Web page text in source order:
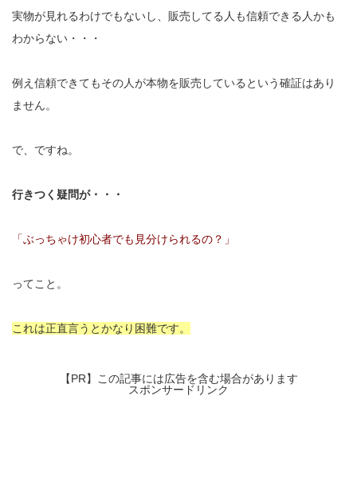
実物が見れるわけでもないし、販売してる人も信頼できる人かも
わからない・・・
例え信頼できてもその人が本物を販売しているという確証はあり
ません。
で、ですね。
行きつく疑問が・・・
「ぶっちゃけ初心者でも見分けられるの？」
ってこと。
これは正直言うとかなり困難です。
【PR】この記事には広告を含む場合があります
スポンサードリンク